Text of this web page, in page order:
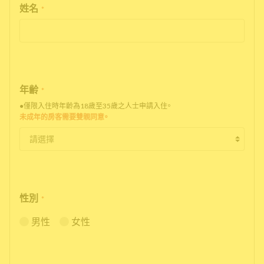
姓名 *
年齢 *
●僅限入住時年齡為18歲至35歲之人士申請入住。
未成年的房客需要雙親同意。
性別 *
男性 女性